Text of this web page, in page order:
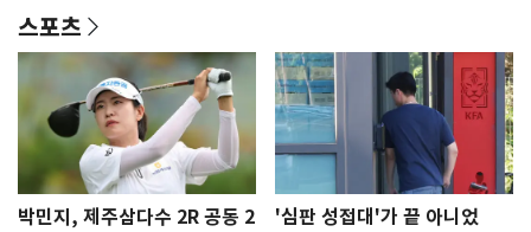
스포츠
박민지, 제주삼다수 2R 공동 2
'심판 성접대'가 끝 아니었